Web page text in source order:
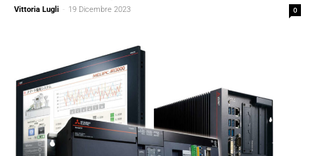
Vittoria Lugli - 19 Dicembre 2023 0